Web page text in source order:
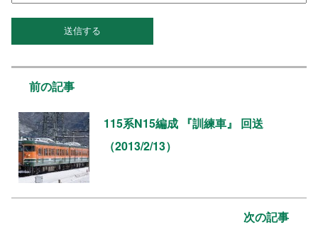
前の記事
115系N15編成 『訓練車』 回送
（2013/2/13）
次の記事